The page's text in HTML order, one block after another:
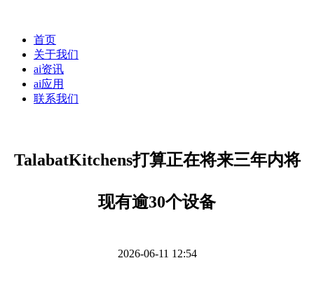
首页
关于我们
ai资讯
ai应用
联系我们
TalabatKitchens打算正在将来三年内将
现有逾30个设备
2026-06-11 12:54